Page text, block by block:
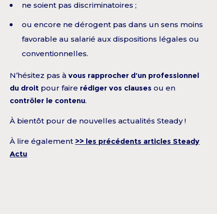
ne soient pas discriminatoires ;
ou encore ne dérogent pas dans un sens moins
favorable au salarié aux dispositions légales ou
conventionnelles.
N’hésitez pas à vous rapprocher d’un professionnel
du droit pour faire rédiger vos clauses ou en
contrôler le contenu.
À bientôt pour de nouvelles actualités Steady !
À lire également >> les précédents articles Steady
Actu